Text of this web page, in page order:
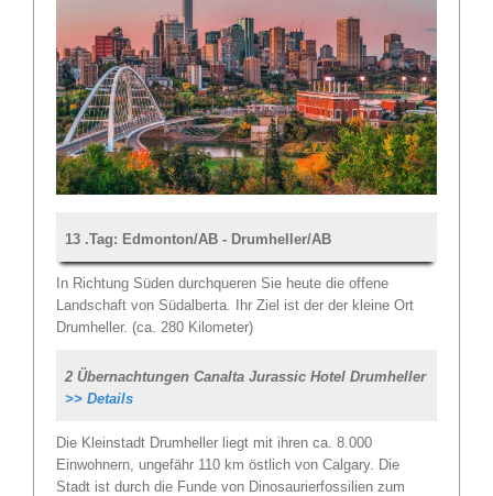
13 .Tag: Edmonton/AB - Drumheller/AB
In Richtung Süden durchqueren Sie heute die offene
Landschaft von Südalberta. Ihr Ziel ist der der kleine Ort
Drumheller. (ca. 280 Kilometer)
2 Übernachtungen Canalta Jurassic Hotel Drumheller
>> Details
Die Kleinstadt Drumheller liegt mit ihren ca. 8.000
Einwohnern, ungefähr 110 km östlich von Calgary. Die
Stadt ist durch die Funde von Dinosaurierfossilien zum